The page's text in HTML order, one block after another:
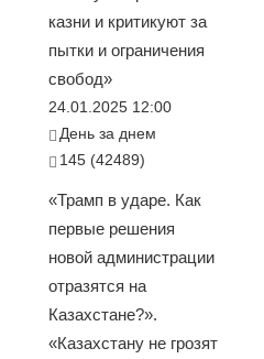
казни и критикуют за
пытки и ограничения
свобод»
24.01.2025 12:00
День за днем
145 (42489)
«Трамп в ударе. Как
первые решения
новой администрации
отразятся на
Казахстане?».
«Казахстану не грозят